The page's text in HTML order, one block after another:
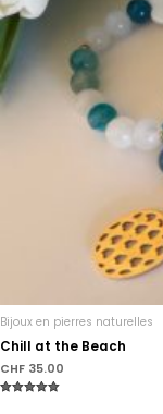
Bijoux en pierres naturelles
Chill at the Beach
CHF 35.00